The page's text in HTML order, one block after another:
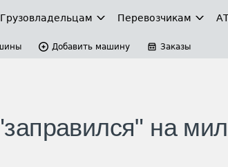
Грузовладельцам Перевозчикам
Добавить машину Заказы
на